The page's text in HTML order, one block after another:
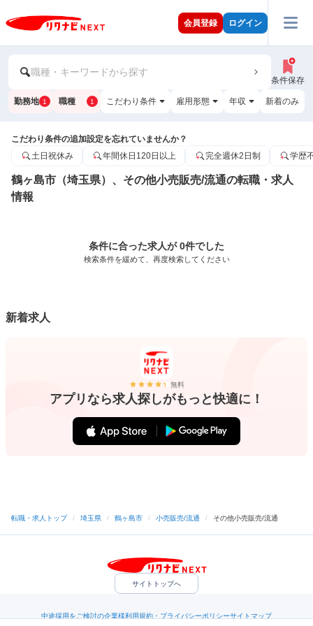
会員登録 ログイン
職種・キーワードから探す
条件保存
勤務地 1 職種 1 こだわり条件 雇用形態 年収 新着のみ
こだわり条件の追加設定を忘れていませんか？
土日祝休み
年間休日120日以上 完全週休2日制 学歴
鶴ヶ島市（埼玉県）、その他小売販売/流通の転職・求人
情報
条件に合った求人が 0件でした
検索条件を緩めて、再度検索してください
新着求人
無料
アプリなら求人探しがもっと快適に！
転職・求人トップ / 埼玉県 / 鶴ヶ島市 / 小売販売/流通 / その他小売販売/流通
サイトトップへ
中途採用をご検討の企業様利用規約・プライバシーポリシーサイトマップ